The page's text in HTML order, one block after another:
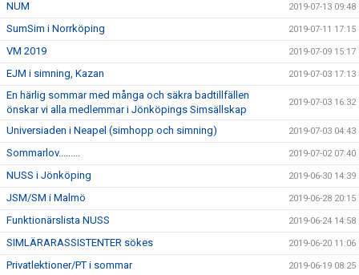
NUM 2019-07-13 09:48
SumSim i Norrköping 2019-07-11 17:15
VM 2019 2019-07-09 15:17
EJM i simning, Kazan 2019-07-03 17:13
En härlig sommar med många och säkra badtillfällen
önskar vi alla medlemmar i Jönköpings Simsällskap
2019-07-03 16:32
Universiaden i Neapel (simhopp och simning) 2019-07-03 04:43
Sommarlov......... 2019-07-02 07:40
NUSS i Jönköping 2019-06-30 14:39
JSM/SM i Malmö 2019-06-28 20:15
Funktionärslista NUSS 2019-06-24 14:58
SIMLÄRARASSISTENTER sökes 2019-06-20 11:06
Privatlektioner/PT i sommar 2019-06-19 08:25